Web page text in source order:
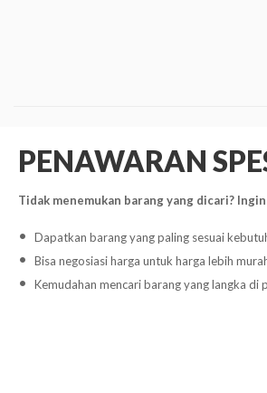
PENAWARAN
Tidak menemukan barang yang dicari?
Dapatkan barang yang paling sesuai
Bisa negosiasi harga untuk harga lebih
Kemudahan mencari barang yang langka di